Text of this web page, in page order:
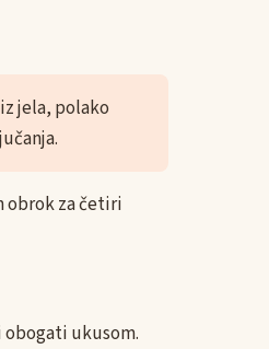
jela, polako
obrok za četiri
obogati ukusom.